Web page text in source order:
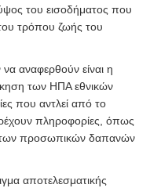
του εισοδήματος που
τρόπου ζωής του
αναφερθούν είναι η
των ΗΠΑ εθνικών
που αντλεί από το
πληροφορίες, όπως
των προσωπικών δαπανών
αποτελεσματικής